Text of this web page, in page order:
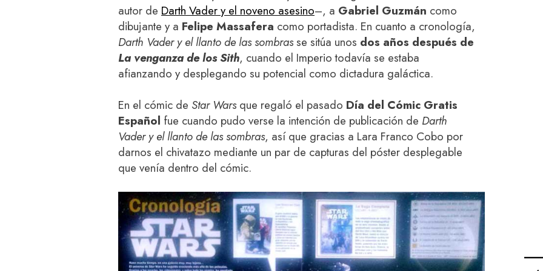
autor de Darth Vader y el noveno asesino–, a Gabriel Guzmán como
dibujante y a Felipe Massafera como portadista. En cuanto a cronología,
Darth Vader y el llanto de las sombrasse sitúa unos dos años después de
La venganza de los Sith, cuando el Imperio todavía se estaba
afianzando y desplegando su potencial como dictadura galáctica.
En el cómic de Star Warsque regaló el pasado Día del Cómic Gratis
Español fue cuando pudo verse la intención de publicación de Darth
Vader y el llanto de las sombras, así que gracias a Lara Franco Cobo por
darnos el chivatazo mediante un par de capturas del póster desplegable
que venía dentro del cómic.